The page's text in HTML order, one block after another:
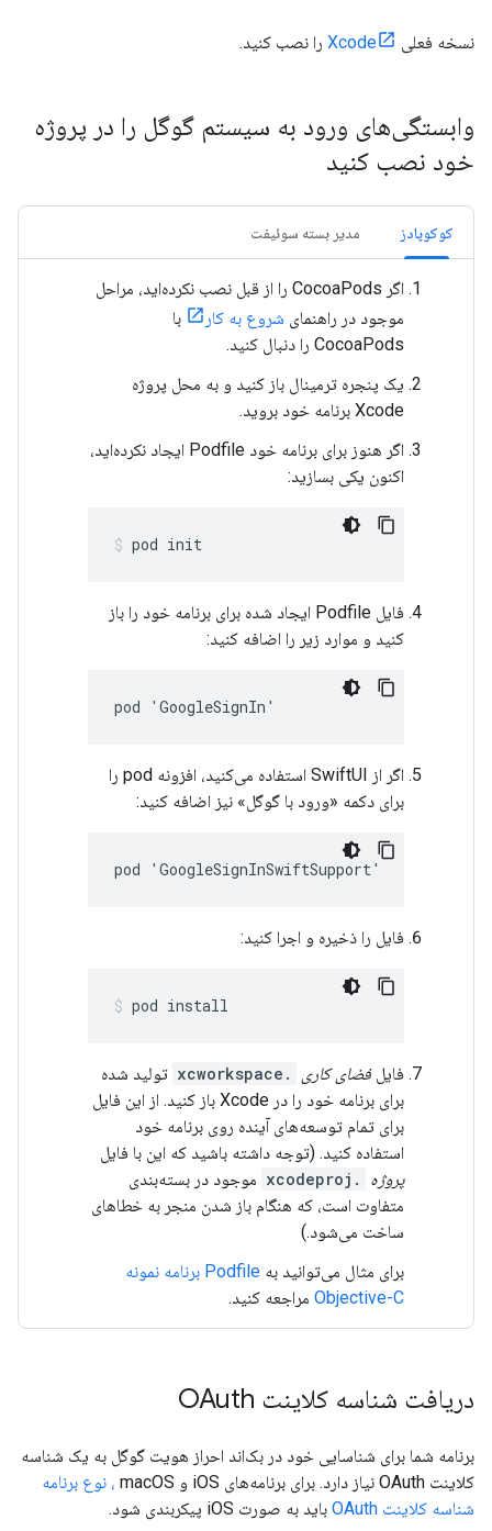
نسخه فعلی Xcode را نصب کنید.
وابستگی‌های ورود به سیستم گوگل را در پروژه
خود نصب کنید
کوکوپادز مدیر بسته سوئیفت
اگر CocoaPods را از قبل نصب نکرده‌اید، مراحل
موجود در راهنمای شروع به کار
با
CocoaPods را دنبال کنید.
یک پنجره ترمینال باز کنید و به محل پروژه
Xcode برنامه خود بروید.
اگر هنوز برای برنامه خود Podfile ایجاد نکرده‌اید،
اکنون یکی بسازید:
pod init
فایل Podfile ایجاد شده برای برنامه خود را باز
کنید و موارد زیر را اضافه کنید:
pod 'GoogleSignIn'
اگر از SwiftUI استفاده می‌کنید، افزونه pod را
برای دکمه «ورود با گوگل» نیز اضافه کنید:
pod 'GoogleSignInSwiftSupport'
فایل را ذخیره و اجرا کنید:
pod install
فایلفضای کاری .xcworkspace
تولید شده
برای برنامه خود را در Xcode باز کنید. از این فایل
برای تمام توسعه‌های آینده روی برنامه خود
استفاده کنید. (توجه داشته باشید که این با فایل
پروژه
.xcodeproj
موجود در بسته‌بندی
متفاوت است، که هنگام باز شدن منجر به خطاهای
ساخت می‌شود.)
برای مثال می‌توانید به
Podfile برنامه نمونه
Objective-C مراجعه کنید.
دریافت شناسه کلاینت OAuth
برنامه شما برای شناسایی خود در بک‌اند احراز هویت گوگل به یک شناسه
کلاینت OAuth نیاز دارد. برای برنامه‌های iOS و macOS
، نوع برنامه
شناسه کلاینت OAuth
باید به صورت iOS پیکربندی شود.